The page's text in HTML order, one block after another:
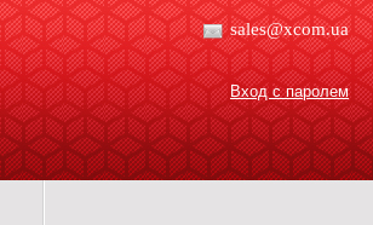
sales@xcom.ua
Вход с паролем